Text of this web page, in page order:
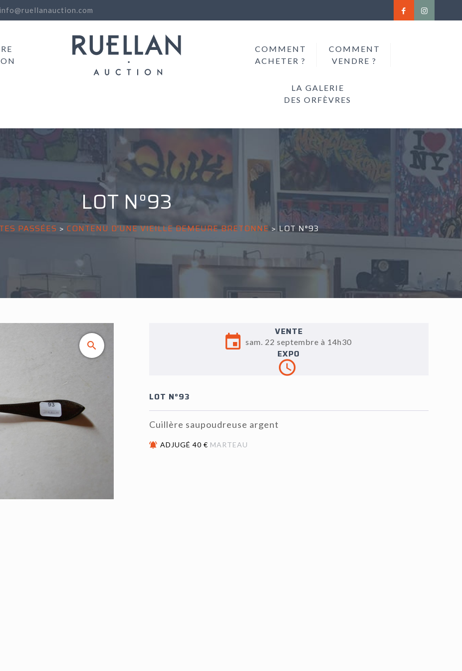
info@ruellanauction.com
COMMENT
ACHETER ?
COMMENT
VENDRE ?
LA GALERIE
DES ORFÈVRES
LOT N°93
PASSÉES > CONTENU D'UNE VIEILLE DEMEURE BRETONNE> LOT N°93
VENTE
sam. 22 septembre à 14h30
EXPO
LOT N°93
Cuillère saupoudreuse argent
ADJUGÉ 40 € MARTEAU